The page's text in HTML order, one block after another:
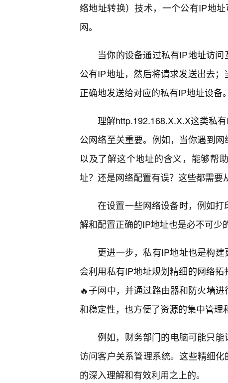
络地址转换）技术，一个公有IP地
网。
当你的设备通过私有IP地址访
公有IP地址，然后将请求发送出去
正确地发送给对应的私有IP地址设备
理解http.192.168.X.X.X这类私
公网络至关重要。例如，当你遇到
以及了解这个地址的含义，能够帮
址？还是网络配置有误？这些都需要
在设置一些网络设备时，例如
解和配置正确的IP地址也是必不可少
更进一步，私有IP地址也是构
会利用私有IP地址规划精细的网络
🔥子网中，并通过路由器和防火墙
和稳定性，也方便了资源的集中管理
例如，财务部门的电脑可能只
访问客户关系管理系统。这些精细
的深入理解和有效利用之上的。